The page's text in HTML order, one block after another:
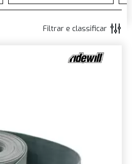
Filtrar e classificar